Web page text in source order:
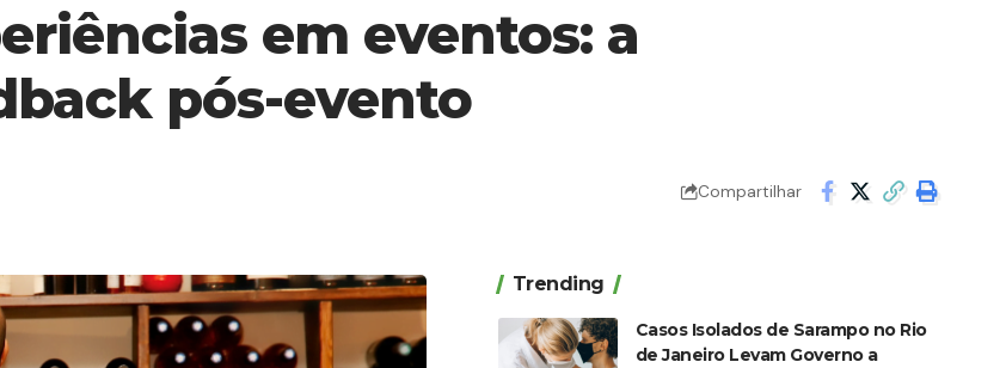
em eventos: a
pós-evento
Compartilhar
Trending
Casos Isolados de Sarampo no Rio
de Janeiro Levam Governo a